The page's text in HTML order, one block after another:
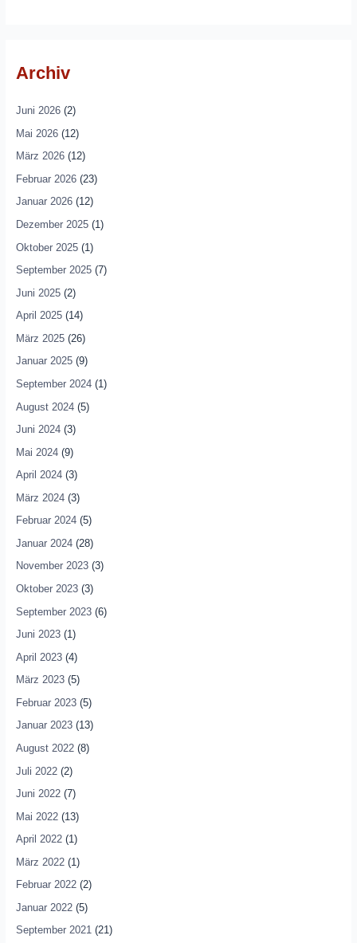
Archiv
Juni 2026(2)
Mai 2026(12)
März 2026(12)
Februar 2026(23)
Januar 2026(12)
Dezember 2025(1)
Oktober 2025(1)
September 2025(7)
Juni 2025(2)
April 2025(14)
März 2025(26)
Januar 2025(9)
September 2024(1)
August 2024(5)
Juni 2024(3)
Mai 2024(9)
April 2024(3)
März 2024(3)
Februar 2024(5)
Januar 2024(28)
November 2023(3)
Oktober 2023(3)
September 2023(6)
Juni 2023(1)
April 2023(4)
März 2023(5)
Februar 2023(5)
Januar 2023(13)
August 2022(8)
Juli 2022(2)
Juni 2022(7)
Mai 2022(13)
April 2022(1)
März 2022(1)
Februar 2022(2)
Januar 2022(5)
September 2021(21)